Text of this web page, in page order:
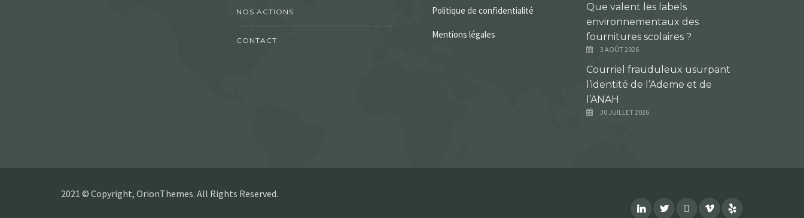
NOS ACTIONS
CONTACT
Politique de confidentialité
Mentions légales
Que valent les labels
environnementaux des
fournitures scolaires ?
3 AOÛT 2026
Courriel frauduleux usurpant
l’identité de l’Ademe et de
l’ANAH
30 JUILLET 2026
2021 © Copyright, OrionThemes. All Rights Reserved.